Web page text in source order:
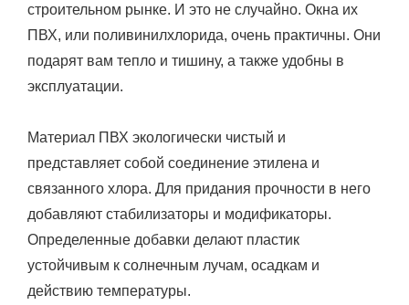
строительном рынке. И это не случайно. Окна их
ПВХ, или поливинилхлорида, очень практичны. Они
подарят вам тепло и тишину, а также удобны в
эксплуатации.
Материал ПВХ экологически чистый и
представляет собой соединение этилена и
связанного хлора. Для придания прочности в него
добавляют стабилизаторы и модификаторы.
Определенные добавки делают пластик
устойчивым к солнечным лучам, осадкам и
действию температуры.